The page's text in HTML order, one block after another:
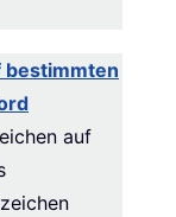
bestimmten
auf